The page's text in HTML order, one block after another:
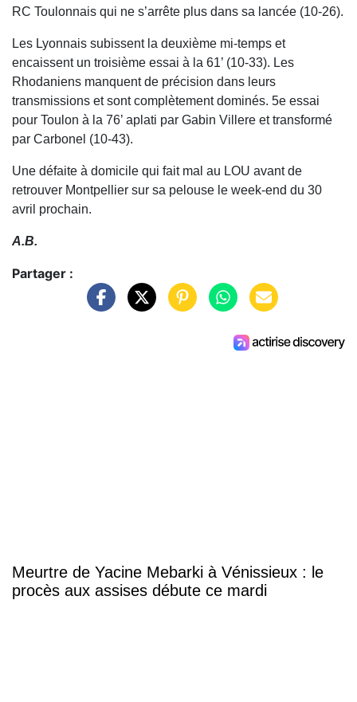
RC Toulonnais qui ne s’arrête plus dans sa lancée (10-26).
Les Lyonnais subissent la deuxième mi-temps et
encaissent un troisième essai à la 61’ (10-33). Les
Rhodaniens manquent de précision dans leurs
transmissions et sont complètement dominés. 5e essai
pour Toulon à la 76’ aplati par Gabin Villere et transformé
par Carbonel (10-43).
Une défaite à domicile qui fait mal au LOU avant de
retrouver Montpellier sur sa pelouse le week-end du 30
avril prochain.
A.B.
Partager :
Meurtre de Yacine Mebarki à Vénissieux : le
procès aux assises débute ce mardi